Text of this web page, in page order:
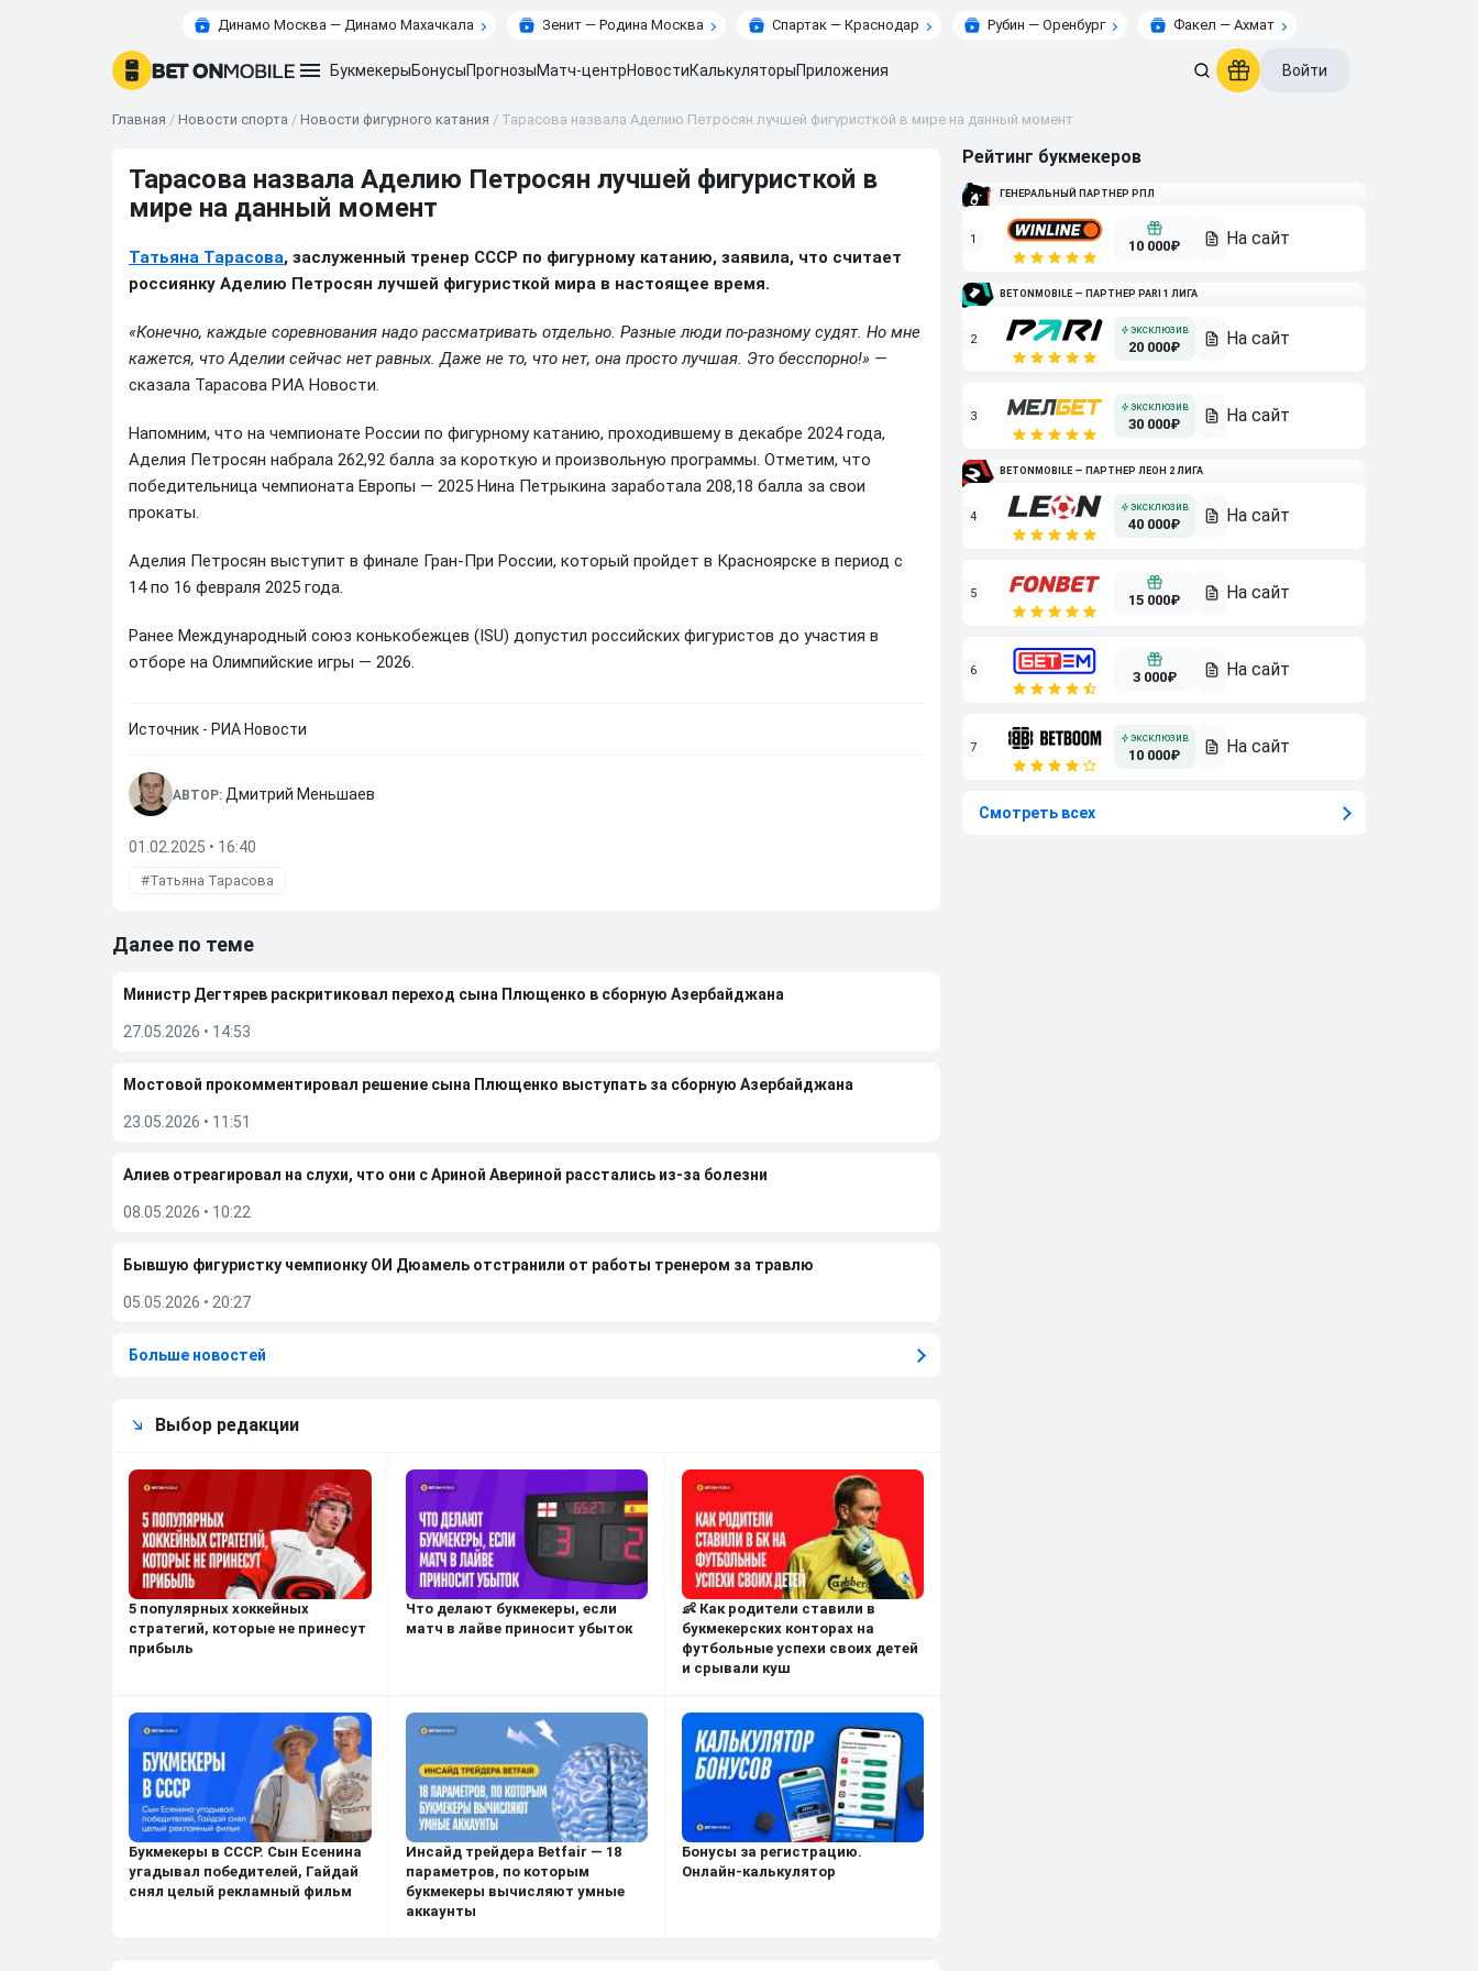
Динамо Москва — Динамо Махачкала Зенит — Родина Москва Спартак — Краснодар Рубин — Оренбург Факел — Ахмат
БукмекерыБонусыПрогнозыМатч-центрНовостиКалькуляторыПриложения Войти
Главная / Новости спорта / Новости фигурного катания / Тарасова назвала Аделию Петросян лучшей фигуристкой в мире на данный момент
Тарасова назвала Аделию Петросян лучшей фигуристкой в
мире на данный момент
Татьяна Тарасова, заслуженный тренер СССР по фигурному катанию, заявила, что считает
россиянку Аделию Петросян лучшей фигуристкой мира в настоящее время.
«Конечно, каждые соревнования надо рассматривать отдельно. Разные люди по-разному судят. Но мне
кажется, что Аделии сейчас нет равных. Даже не то, что нет, она просто лучшая. Это бесспорно!» —
сказала Тарасова РИА Новости.
Напомним, что на чемпионате России по фигурному катанию, проходившему в декабре 2024 года,
Аделия Петросян набрала 262,92 балла за короткую и произвольную программы. Отметим, что
победительница чемпионата Европы — 2025 Нина Петрыкина заработала 208,18 балла за свои
прокаты.
Аделия Петросян выступит в финале Гран-При России, который пройдет в Красноярске в период с
14 по 16 февраля 2025 года.
Ранее Международный союз конькобежцев (ISU) допустил российских фигуристов до участия в
отборе на Олимпийские игры — 2026.
Источник - РИА Новости
АВТОР: Дмитрий Меньшаев
01.02.2025 • 16:40
Татьяна Тарасова
Далее по теме
Министр Дегтярев раскритиковал переход сына Плющенко в сборную Азербайджана
27.05.2026 • 14:53
Мостовой прокомментировал решение сына Плющенко выступать за сборную Азербайджана
23.05.2026 • 11:51
Алиев отреагировал на слухи, что они с Ариной Авериной расстались из-за болезни
08.05.2026 • 10:22
Бывшую фигуристку чемпионку ОИ Дюамель отстранили от работы тренером за травлю
05.05.2026 • 20:27
Больше новостей
Выбор редакции
5 популярных хоккейных
стратегий, которые не принесут
прибыль
Что делают букмекеры, если
матч в лайве приносит убыток
👶 Как родители ставили в
букмекерских конторах на
футбольные успехи своих детей
и срывали куш
Букмекеры в СССР. Сын Есенина
угадывал победителей, Гайдай
снял целый рекламный фильм
Инсайд трейдера Betfair — 18
параметров, по которым
букмекеры вычисляют умные
аккаунты
Бонусы за регистрацию.
Онлайн-калькулятор
Рейтинг букмекеров
ГЕНЕРАЛЬНЫЙ ПАРТНЕР РПЛ
1 10 000₽
BETONMOBILE — ПАРТНЕР PARI 1 ЛИГА
2 20 000₽
3 30 000₽
BETONMOBILE — ПАРТНЕР ЛЕОН 2 ЛИГА
4 40 000₽
5 15 000₽
6 3 000₽
7 10 000₽
Смотреть всех